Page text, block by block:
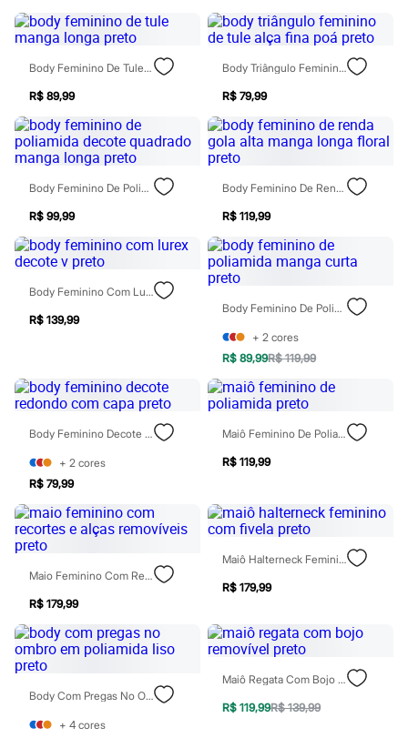
Dia dos Pais
Inverno
Novidades
Roupas
Bermudas
Camisas
Camisetas e Regatas
Casacos e Jaquetas
Jeans
Acessórios
Bolsas e Mochilas
Chapéus e Bonés
Cintos
Carteiras
Óculos
Relógios
Botas
Tênis
Moda esportiva
Bermudas
Camisetas
Calças
Calçados
Regatas
Moda íntima
Cuecas
Meias
Pijamas
Moda praia
Personagens
Blusas e Camisetas
Calças
Camisas
Jeans
Moda esportiva
Shorts e Bermudas
Body Feminino De Tule Manga Longa Preto
R$ 89,99
Body Triângulo Feminino De Tule Alça Fina Poá Preto
R$ 79,99
Body Feminino De Poliamida Decote Quadrado Manga Longa Preto
R$ 99,99
Body Feminino De Renda Gola Alta Manga Longa Floral Preto
R$ 119,99
Body Feminino Com Lurex Decote V Preto
R$ 139,99
Body Feminino De Poliamida Manga Curta Preto
+ 2 cores
R$ 89,99R$ 119,99
Body Feminino Decote Redondo Com Capa Preto
+ 2 cores
R$ 79,99
Maiô Feminino De Poliamida Preto
R$ 119,99
Maio Feminino Com Recortes E Alças Removíveis Preto
R$ 179,99
Maiô Halterneck Feminino Com Fivela Preto
R$ 179,99
Body Com Pregas No Ombro Em Poliamida Liso Preto
+ 4 cores
Maiô Regata Com Bojo Removível Preto
R$ 119,99R$ 139,99